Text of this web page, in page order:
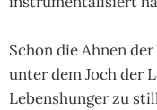
Schon die Ahnen
unter dem Joch der
Lebenshunger zu